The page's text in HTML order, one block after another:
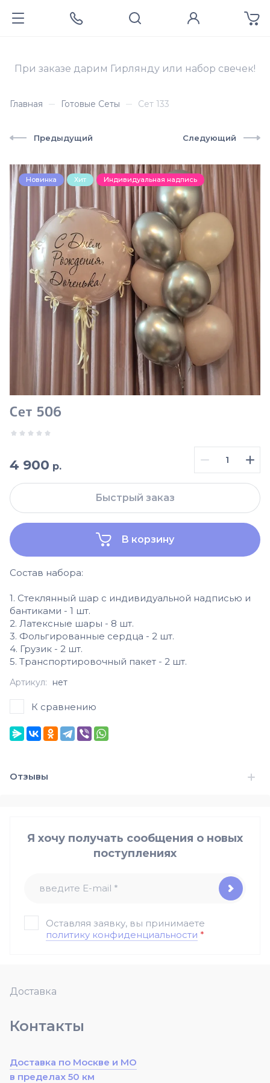
При заказе дарим Гирлянду или набор свечек!
Главная Готовые Сеты Сет 133
Предыдущий Следующий
Новинка Хит Индивидуальная надпись
Сет 506
4 900 р.
В корзину
Быстрый заказ
Состав набора:
1. Стеклянный шар с индивидуальной надписью и
бантиками - 1 шт.
2. Латексные шары - 8 шт.
3. Фольгированные сердца - 2 шт.
4. Грузик - 2 шт.
5. Транспортировочный пакет - 2 шт.
Артикул: нет
К сравнению
Отзывы
Доставка
Контакты
Доставка по Москве и МО
в пределах 50 км
Я хочу получать сообщения о новых
поступлениях
Оставляя заявку, вы принимаете
политику конфиденциальности *